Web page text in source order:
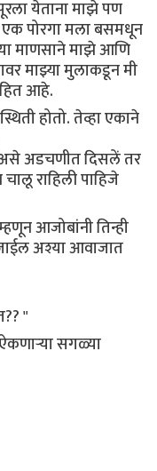
येताना माझे पण
एक पोरगा मला बसमधून
माणसाने माझे आणि
माझ्या मुलाकडून मी
आहे.
होतो. तेव्हा एकाने
अडचणीत दिसलें तर
राहिली पाहिजे
आजोबांनी तिन्ही
अश्या आवाजात
"
सगळ्या